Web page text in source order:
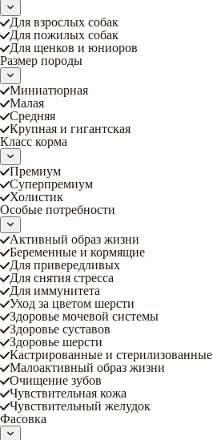
Для взрослых собак
Для пожилых собак
Для щенков и юниоров
Размер породы
Миниатюрная
Малая
Средняя
Крупная и гигантская
Класс корма
Премиум
Суперпремиум
Холистик
Особые потребности
Активный образ жизни
Беременные и кормящие
Для привередливых
Для снятия стресса
Для иммунитета
Уход за цветом шерсти
Здоровье мочевой системы
Здоровье суставов
Здоровье шерсти
Кастрированные и стерилизованные
Малоактивный образ жизни
Очищение зубов
Чувствительная кожа
Чувствительный желудок
Фасовка